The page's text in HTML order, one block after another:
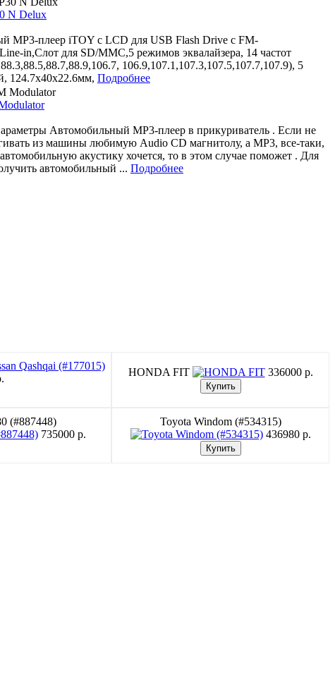
N Delux
MP3-плеер iTOY c LCD для USB Flash Drive с FM-
in,Слот для SD/MMC,5 режимов эквалайзера, 14 частот
106.9,107.1,107.3,107.5,107.7,107.9), 5
124.7x40x22.6мм, Подробнее
Автомобильный MP3-плеер в прикуриватель . Если не
из машины любимую Audio CD магнитолу, а MP3, все-таки,
акустику хочется, то в этом случае поможет . Для
автомобильный ... Подробнее
HONDA FIT 336000 p.
(#887448)
735000 p.
Toyota Windom (#534315)
436980 p.